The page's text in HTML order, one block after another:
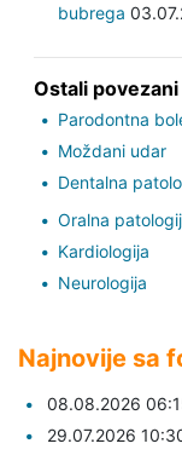
bubrega
Ostali
Parodontna
Moždani udar
Dentalna
Oralna
Kardiologija
Neurologija
Najnovije sa
08.08.2026
29.07.2026